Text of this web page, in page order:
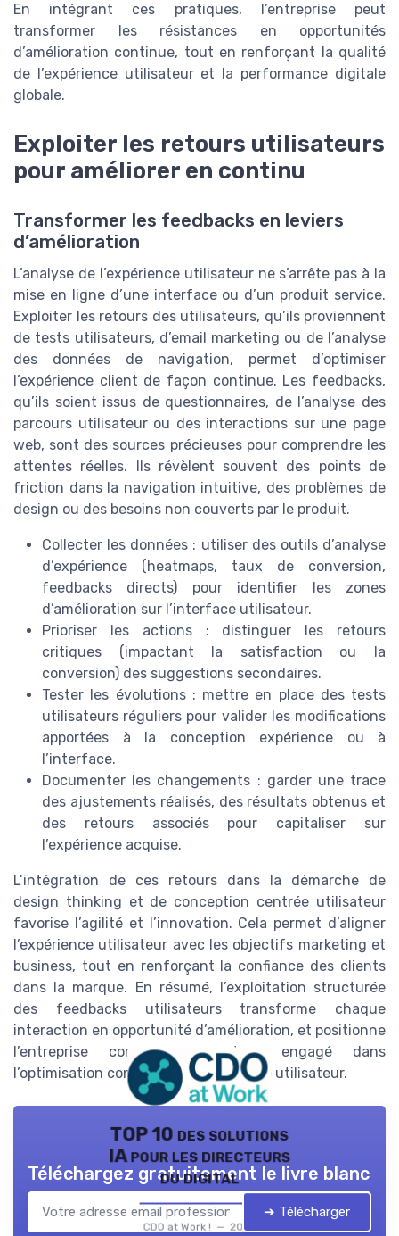
En intégrant ces pratiques, l’entreprise peut
transformer les résistances en opportunités
d’amélioration continue, tout en renforçant la qualité
de l’expérience utilisateur et la performance digitale
globale.
Exploiter les retours utilisateurs
pour améliorer en continu
Transformer les feedbacks en leviers
d’amélioration
L’analyse de l’expérience utilisateur ne s’arrête pas à la
mise en ligne d’une interface ou d’un produit service.
Exploiter les retours des utilisateurs, qu’ils proviennent
de tests utilisateurs, d’email marketing ou de l’analyse
des données de navigation, permet d’optimiser
l’expérience client de façon continue. Les feedbacks,
qu’ils soient issus de questionnaires, de l’analyse des
parcours utilisateur ou des interactions sur une page
web, sont des sources précieuses pour comprendre les
attentes réelles. Ils révèlent souvent des points de
friction dans la navigation intuitive, des problèmes de
design ou des besoins non couverts par le produit.
Collecter les données : utiliser des outils d’analyse
d’expérience (heatmaps, taux de conversion,
feedbacks directs) pour identifier les zones
d’amélioration sur l’interface utilisateur.
Prioriser les actions : distinguer les retours
critiques (impactant la satisfaction ou la
conversion) des suggestions secondaires.
Tester les évolutions : mettre en place des tests
utilisateurs réguliers pour valider les modifications
apportées à la conception expérience ou à
l’interface.
Documenter les changements : garder une trace
des ajustements réalisés, des résultats obtenus et
des retours associés pour capitaliser sur
l’expérience acquise.
L’intégration de ces retours dans la démarche de
design thinking et de conception centrée utilisateur
favorise l’agilité et l’innovation. Cela permet d’aligner
l’expérience utilisateur avec les objectifs marketing et
business, tout en renforçant la confiance des clients
dans la marque. En résumé, l’exploitation structurée
des feedbacks utilisateurs transforme chaque
interaction en opportunité d’amélioration, et positionne
l’entreprise comme un acteur engagé dans
l’optimisation continue de l’expérience utilisateur.
TOP 10 des solutions
IA pour les directeurs
du digital
CDO at Work ! — 2026
Téléchargez gratuitement le livre blanc
➔ Télécharger